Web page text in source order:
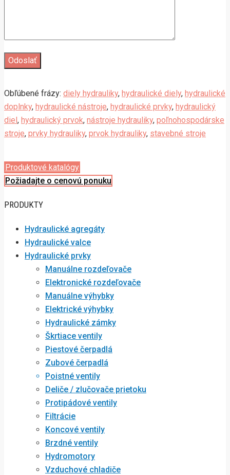
Obľúbené frázy: diely hydrauliky, hydraulické diely, hydraulické
doplnky, hydraulické nástroje, hydraulické prvky, hydraulický
diel, hydraulický prvok, nástroje hydrauliky, poľnohospodárske
stroje, prvky hydrauliky, prvok hydrauliky, stavebné stroje
Produktové katalógy
Požiadajte o cenovú ponuku
PRODUKTY
Hydraulické agregáty
Hydraulické valce
Hydraulické prvky
Manuálne rozdeľovače
Elektronické rozdeľovače
Manuálne výhybky
Elektrické výhybky
Hydraulické zámky
Škrtiace ventily
Piestové čerpadlá
Zubové čerpadlá
Poistné ventily
Deliče / zlučovače prietoku
Protipádové ventily
Filtrácie
Koncové ventily
Brzdné ventily
Hydromotory
Vzduchové chladiče